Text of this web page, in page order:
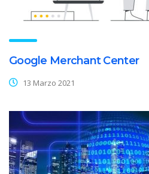
Google Merchant Center
13 Marzo 2021